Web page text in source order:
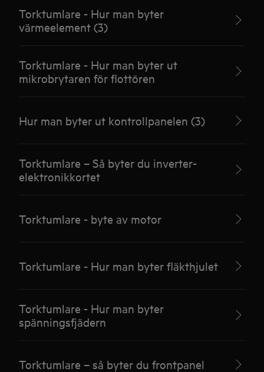
Torktumlare - Hur man byter
värmeelement (3)
Torktumlare - Hur man byter ut
mikrobrytaren för flottören
Hur man byter ut kontrollpanelen (3)
Torktumlare – Så byter du inverter-
elektronikkortet
Torktumlare - byte av motor
Torktumlare - Hur man byter fläkthjulet
Torktumlare - Hur man byter
spänningsfjädern
Torktumlare – så byter du frontpanel